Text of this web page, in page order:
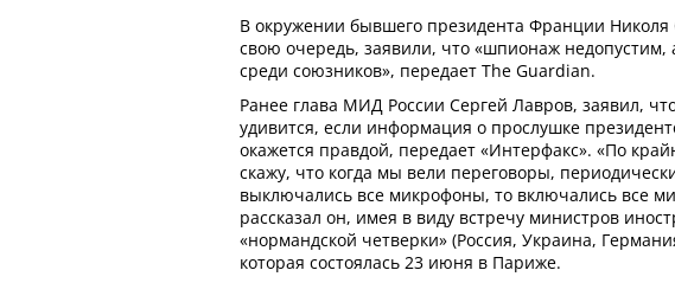
В окружении бывшего президента Франции Николя
свою очередь, заявили, что «шпионаж недопустим,
среди союзников», передает The Guardian.
Ранее глава МИД России Сергей Лавров, заявил,
удивится, если информация о прослушке
окажется правдой, передает «Интерфакс». «По
скажу, что когда мы вели переговоры,
выключались все микрофоны, то включались все
рассказал он, имея в виду встречу министров
«нормандской четверки» (Россия, Украина,
которая состоялась 23 июня в Париже.